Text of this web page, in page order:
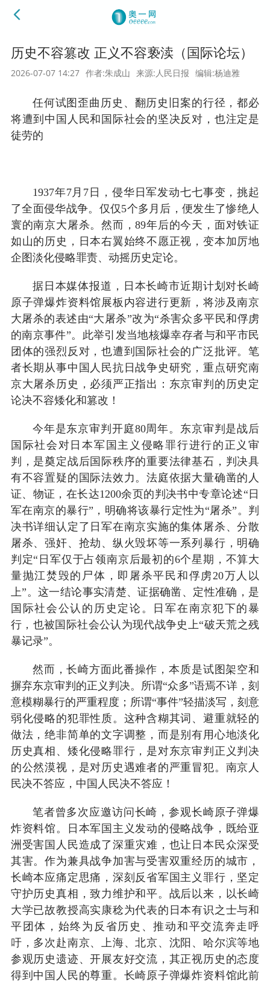
历史不容篡改 正义不容亵渎（国际论坛）
2026-07-07 14:27 作者:朱成山 来源:人民日报 编辑:杨迪雅
任何试图歪曲历史、翻历史旧案的行径，都必
将遭到中国人民和国际社会的坚决反对，也注定是
徒劳的
1937年7月7日，侵华日军发动七七事变，挑起
了全面侵华战争。仅仅5个多月后，便发生了惨绝人
寰的南京大屠杀。然而，89年后的今天，面对铁证
如山的历史，日本右翼始终不愿正视，变本加厉地
企图淡化侵略罪责、动摇历史定论。
据日本媒体报道，日本长崎市近期计划对长崎
原子弹爆炸资料馆展板内容进行更新，将涉及南京
大屠杀的表述由“大屠杀”改为“杀害众多平民和俘虏
的南京事件”。此举引发当地核爆幸存者与和平市民
团体的强烈反对，也遭到国际社会的广泛批评。笔
者长期从事中国人民抗日战争史研究，重点研究南
京大屠杀历史，必须严正指出：东京审判的历史定
论决不容矮化和篡改！
今年是东京审判开庭80周年。东京审判是战后
国际社会对日本军国主义侵略罪行进行的正义审
判，是奠定战后国际秩序的重要法律基石，判决具
有不容置疑的国际法效力。法庭依据大量确凿的人
证、物证，在长达1200余页的判决书中专章论述“日
军在南京的暴行”，明确将该暴行定性为“屠杀”。判
决书详细认定了日军在南京实施的集体屠杀、分散
屠杀、强奸、抢劫、纵火毁坏等一系列暴行，明确
判定“日军仅于占领南京后最初的6个星期，不算大
量抛江焚毁的尸体，即屠杀平民和俘虏20万人以
上”。这一结论事实清楚、证据确凿、定性准确，是
国际社会公认的历史定论。日军在南京犯下的暴
行，也被国际社会公认为现代战争史上“破天荒之残
暴记录”。
然而，长崎方面此番操作，本质是试图架空和
摒弃东京审判的正义判决。所谓“众多”语焉不详，刻
意模糊暴行的严重程度；所谓“事件”轻描淡写，刻意
弱化侵略的犯罪性质。这种含糊其词、避重就轻的
做法，绝非简单的文字调整，而是别有用心地淡化
历史真相、矮化侵略罪行，是对东京审判正义判决
的公然漠视，是对历史遇难者的严重冒犯。南京人
民决不答应，中国人民决不答应！
笔者曾多次应邀访问长崎，参观长崎原子弹爆
炸资料馆。日本军国主义发动的侵略战争，既给亚
洲受害国人民造成了深重灾难，也让日本民众深受
其害。作为兼具战争加害与受害双重经历的城市，
长崎本应痛定思痛，深刻反省军国主义罪行，坚定
守护历史真相，致力维护和平。战后以来，以长崎
大学已故教授高实康稔为代表的日本有识之士与和
平团体，始终为反省历史、推动和平交流奔走呼
吁，多次赴南京、上海、北京、沈阳、哈尔滨等地
参观历史遗迹、开展友好交流，其正视历史的态度
得到中国人民的尊重。长崎原子弹爆炸资料馆此前